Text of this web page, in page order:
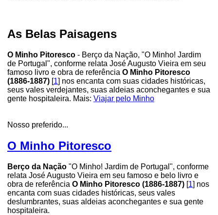
As Belas Paisagens
O Minho Pitoresco - Berço da Nação, "O Minho! Jardim
de Portugal", conforme relata José Augusto Vieira em seu
famoso livro e obra de referência O Minho Pitoresco
(1886-1887) [1] nos encanta com suas cidades históricas,
seus vales verdejantes, suas aldeias aconchegantes e sua
gente hospitaleira. Mais: Viajar pelo Minho
Nosso preferido...
O Minho Pitoresco
Berço da Nação "O Minho! Jardim de Portugal", conforme
relata José Augusto Vieira em seu famoso e belo livro e
obra de referência O Minho Pitoresco (1886-1887) [1] nos
encanta com suas cidades históricas, seus vales
deslumbrantes, suas aldeias aconchegantes e sua gente
hospitaleira.